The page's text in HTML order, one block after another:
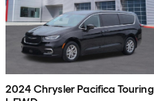
2024 Chrysler Pacifica Touring